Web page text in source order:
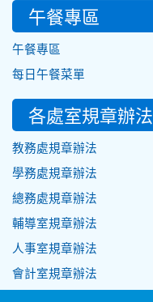
午餐專區
午餐專區
每日午餐菜單
各處室規章辦法
教務處規章辦法
學務處規章辦法
總務處規章辦法
輔導室規章辦法
人事室規章辦法
會計室規章辦法